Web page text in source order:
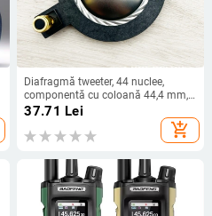
Diafragmă tweeter, 44 nuclee,
componentă cu coloană 44,4 mm,
driver horn cu bobină – accesorii
37.71 Lei
add_shopping_cart